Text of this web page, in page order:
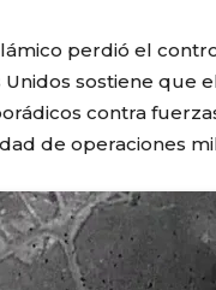
perdió el
Unidos sostiene que
contra
de operaciones